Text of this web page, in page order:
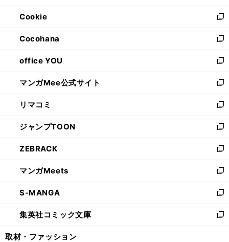
開
く
ウ
で
開
く
ン
ド
ウ
で
開
く
ウ
ィ
ン
ド
ウ
で
開
く
Cookie
新
し
い
ウ
ィ
ン
ド
ウ
で
開
く
Cocohana
新
し
い
ウ
ィ
ン
ド
ウ
で
開
く
office YOU
新
し
い
ウ
ィ
ン
ド
ウ
で
開
く
マンガMee公式サイト
新
し
い
ウ
ィ
ン
ド
ウ
で
開
く
リマコミ
新
し
い
ウ
ィ
ン
ド
ウ
で
開
く
ジャンプTOON
新
し
い
ウ
ィ
ン
ド
ウ
で
開
ZEBRACK
新
し
い
ウ
ィ
ン
ド
ウ
マンガMeets
新
し
い
ウ
ィ
ン
S-MANGA
新
し
い
ウ
集英社コミック文庫
新
し
取材・ファッション